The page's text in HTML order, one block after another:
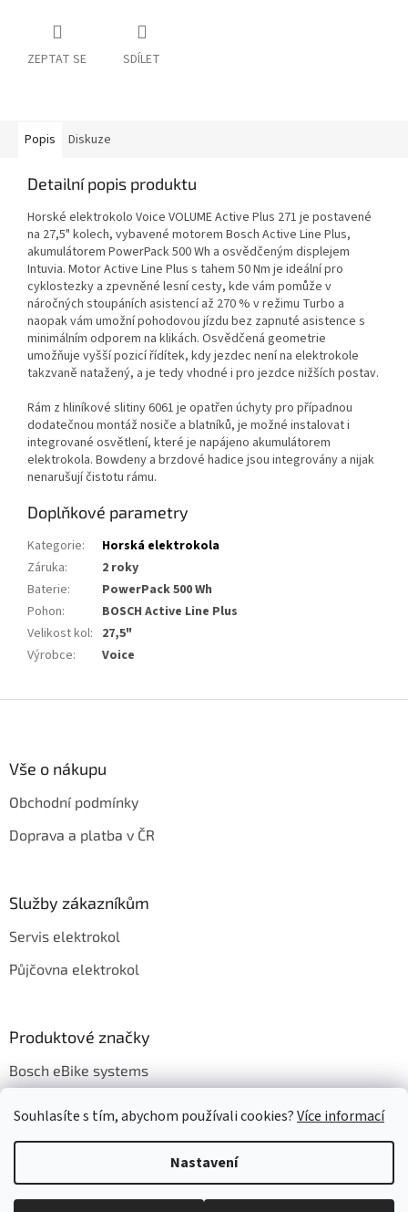
Souhlasíte s tím, abychom používali cookies?Více informací
Nastavení
ZEPTAT SE SDÍLET
Popis Diskuze
Detailní popis produktu
Horské elektrokolo Voice VOLUME Active Plus 271 je postavené
na 27,5" kolech, vybavené motorem Bosch Active Line Plus,
akumulátorem PowerPack 500 Wh a osvědčeným displejem
Intuvia. Motor Active Line Plus s tahem 50 Nm je ideální pro
cyklostezky a zpevněné lesní cesty, kde vám pomůže v
náročných stoupáních asistencí až 270 % v režimu Turbo a
naopak vám umožní pohodovou jízdu bez zapnuté asistence s
minimálním odporem na klikách. Osvědčená geometrie
umožňuje vyšší pozicí řídítek, kdy jezdec není na elektrokole
takzvaně natažený, a je tedy vhodné i pro jezdce nižších postav.
Rám z hliníkové slitiny 6061 je opatřen úchyty pro případnou
dodatečnou montáž nosiče a blatníků, je možné instalovat i
integrované osvětlení, které je napájeno akumulátorem
elektrokola. Bowdeny a brzdové hadice jsou integrovány a nijak
nenarušují čistotu rámu.
Doplňkové parametry
Kategorie:
Horská elektrokola
Záruka:
2 roky
Baterie:
PowerPack 500 Wh
Pohon:
BOSCH Active Line Plus
Velikost kol: 27,5"
Výrobce: Voice
Vše o nákupu
Obchodní podmínky
Doprava a platba v ČR
Služby zákazníkům
Servis elektrokol
Půjčovna elektrokol
Produktové značky
Bosch eBike systems
Vytvořil Shoptet